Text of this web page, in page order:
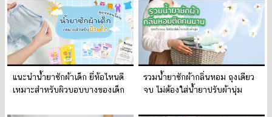
แนะนำน้ำยาซักผ้าเด็ก ยี่ห้อไหนดี
เหมาะสำหรับผิวบอบบางของเด็ก
รวมน้ำยาซักผ้ากลิ่นหอม ถุงเดียว
จบ ไม่ต้องใส่น้ำยาปรับผ้านุ่ม